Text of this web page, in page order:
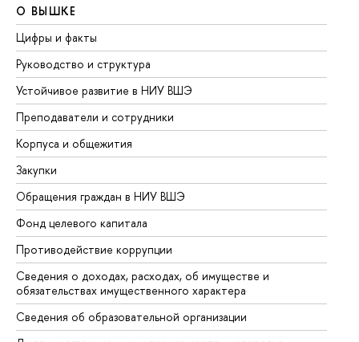
О ВЫШКЕ
Цифры и факты
Руководство и структура
Устойчивое развитие в НИУ ВШЭ
Преподаватели и сотрудники
Корпуса и общежития
Закупки
Обращения граждан в НИУ ВШЭ
Фонд целевого капитала
Противодействие коррупции
Сведения о доходах, расходах, об имуществе и
обязательствах имущественного характера
Сведения об образовательной организации